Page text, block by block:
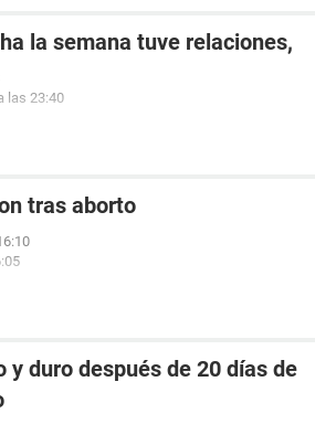
la semana tuve relaciones,
las 23:40
tras aborto
duro después de 20 días de